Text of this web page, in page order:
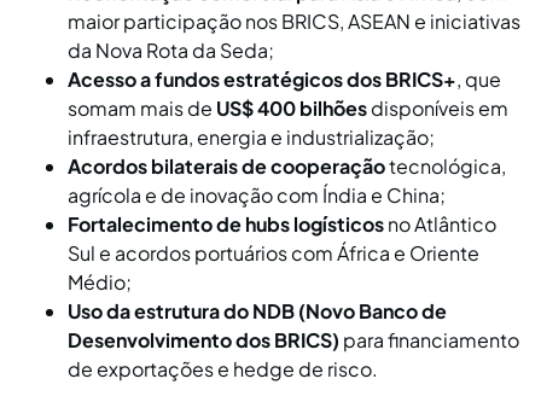
maior participação nos BRICS, ASEAN e iniciativas
da Nova Rota da Seda;
Acesso a fundos estratégicos dos BRICS+, que
somam mais de US$ 400 bilhõesdisponíveis em
infraestrutura, energia e industrialização;
Acordos bilaterais de cooperaçãotecnológica,
agrícola e de inovação com Índia e China;
Fortalecimento de hubs logísticosno Atlântico
Sul e acordos portuários com África e Oriente
Médio;
Uso da estrutura do NDB (Novo Banco de
Desenvolvimento dos BRICS) para financiamento
de exportações e hedge de risco.